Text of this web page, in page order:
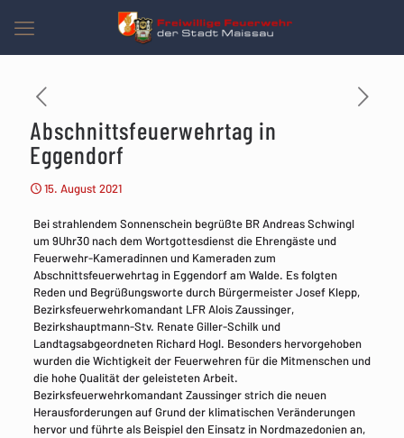
Abschnittsfeuerwehrtag in
Eggendorf
15. August 2021
Bei strahlendem Sonnenschein begrüßte BR Andreas Schwingl
um 9Uhr30 nach dem Wortgottesdienst die Ehrengäste und
Feuerwehr-Kameradinnen und Kameraden zum
Abschnittsfeuerwehrtag in Eggendorf am Walde. Es folgten
Reden und Begrüßungsworte durch Bürgermeister Josef Klepp,
Bezirksfeuerwehrkomandant LFR Alois Zaussinger,
Bezirkshauptmann-Stv. Renate Giller-Schilk und
Landtagsabgeordneten Richard Hogl. Besonders hervorgehoben
wurden die Wichtigkeit der Feuerwehren für die Mitmenschen und
die hohe Qualität der geleisteten Arbeit.
Bezirksfeuerwehrkomandant Zaussinger strich die neuen
Herausforderungen auf Grund der klimatischen Veränderungen
hervor und führte als Beispiel den Einsatz in Nordmazedonien an,